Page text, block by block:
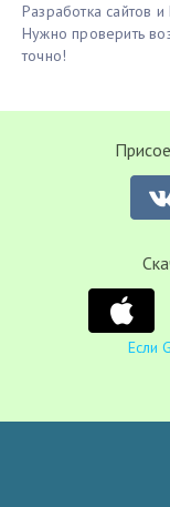
Разработка сайтов
Нужно проверить
точно!
Если